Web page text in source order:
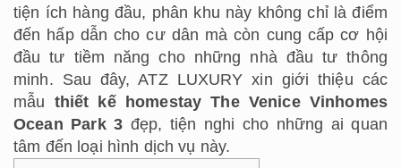
tiện ích hàng đầu, phân khu này không chỉ là điểm
đến hấp dẫn cho cư dân mà còn cung cấp cơ hội
đầu tư tiềm năng cho những nhà đầu tư thông
minh. Sau đây, ATZ LUXURY xin giới thiệu các
mẫu thiết kế homestay The Venice Vinhomes
Ocean Park 3 đẹp, tiện nghi cho những ai quan
tâm đến loại hình dịch vụ này.